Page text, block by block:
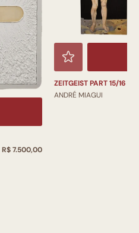
R$ 7.500,00
ZEITGEIST PART 15/16
ANDRÉ MIAGUI